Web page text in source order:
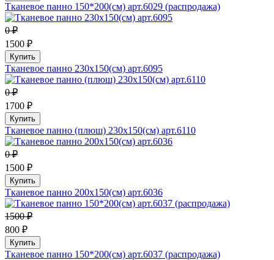
Тканевое панно 150*200(см) арт.6029 (распродажа)
0 ₽
1500 ₽
Купить
Тканевое панно 230х150(см) арт.6095
0 ₽
1700 ₽
Купить
Тканевое панно (плюш) 230х150(см) арт.6110
0 ₽
1500 ₽
Купить
Тканевое панно 200х150(см) арт.6036
1500 ₽
800 ₽
Купить
Тканевое панно 150*200(см) арт.6037 (распродажа)